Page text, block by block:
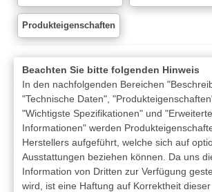
Produkteigenschaften
Beachten Sie bitte folgenden Hinweis
In den nachfolgenden Bereichen
"Technische Daten",
"Wichtigste Spezifikationen" und "Erweiterte
Informationen" werden
Herstellers aufgeführt, welche sich auf
Ausstattungen beziehen können. Da uns
Information von Dritten zur Verfügung
wird, ist eine Haftung auf Korrektheit dieser